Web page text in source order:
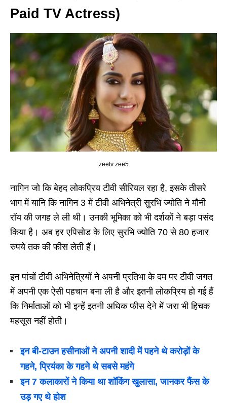
Paid TV Actress)
zeetv zee5
नागिन जो कि बेहद लोकप्रिय टीवी सीरियल रहा है, इसके तीसरे
भाग में यानि कि नागिन 3 में टीवी अभिनेत्री सुरभि ज्योति ने मौनी
रॉय की जगह ले ली थी। उनकी भूमिका को भी दर्शकों ने बड़ा पसंद
किया है। अब हर एपिसोड के लिए सुरभि ज्योति 70 से 80 हजार
रुपये तक की फीस लेती हैं।
इन पांचों टीवी अभिनेत्रियों ने अपनी प्रतिभा के दम पर टीवी जगत
में अपनी एक ऐसी पहचान बना ली है और इतनी लोकप्रिय हो गई हैं
कि निर्माताओं को भी इन्हें इतनी अधिक फीस देने में जरा भी हिचक
महसूस नहीं होती।
इन बी-टाउन हसीनाओं ने अपनी शादी में पहने थे करोड़ों के
गहने, प्रियंका के गहने थे सबसे महंगे
इन 7 कलाकारों ने किया था शॉकिंग खुलासा, जानकर फैंस के
उड़ गए थे होश